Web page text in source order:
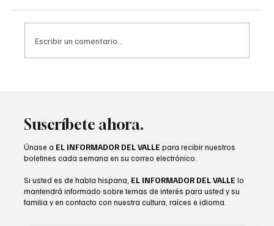
Escribir un comentario...
Suscríbete ahora.
Únase a EL INFORMADOR DEL VALLE para recibir nuestros
boletines cada semana en su correo electrónico.
Si usted es de habla hispana, EL INFORMADOR DEL VALLE lo
mantendrá informado sobre temas de interés para usted y su
familia y en contacto con nuestra cultura, raíces e idioma.